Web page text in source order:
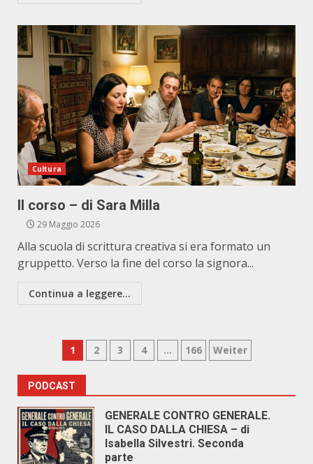
Cultura
Il corso – di Sara Milla
29 Maggio 2026
Alla scuola di scrittura creativa si era formato un
gruppetto. Verso la fine del corso la signora...
Continua a leggere...
Paginazione
degli
articoli
1 2 3 4 … 166 Weiter
PODCAST
GENERALE CONTRO GENERALE.
IL CASO DALLA CHIESA – di
Isabella Silvestri. Seconda
parte